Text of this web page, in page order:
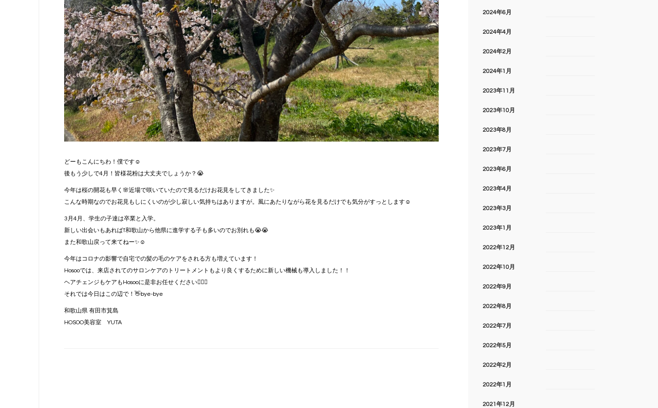
どーもこんにちわ！僕です☺️
後もう少しで4月！皆様花粉は大丈夫でしょうか？😭
今年は桜の開花も早く🌸近場で咲いていたので見るだけお花見をしてきました✨
こんな時期なのでお花見もしにくいのが少し寂しい気持ちはありますが。風にあたりながら花を見るだけでも気分がすっとします☺️
3月4月、学生の子達は卒業と入学。
新しい出会いもあれば↑和歌山から他県に進学する子も多いのでお別れも😭😭
また和歌山戻って来てねー✨☺️
今年はコロナの影響で自宅での髪の毛のケアをされる方も増えています！
Hosooでは、来店されてのサロンケアのトリートメントもより良くするために新しい機械も導入しました！！
ヘアチェンジもケアもHosooに是非お任せください🙇‍♂️✨
それでは今日はこの辺で！👋bye-bye
和歌山県 有田市箕島
HOSOO美容室 YUTA
2024年6月
2024年4月
2024年2月
2024年1月
2023年11月
2023年10月
2023年8月
2023年7月
2023年6月
2023年4月
2023年3月
2023年1月
2022年12月
2022年10月
2022年9月
2022年8月
2022年7月
2022年5月
2022年2月
2022年1月
2021年12月